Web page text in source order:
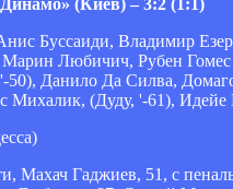
Буссаиди, Владимир
Любичич, Рубен Гомес
Данило Да Силва,
Михалик, (Дуду, '-61), Идейе
Махач Гаджиев, 51, с